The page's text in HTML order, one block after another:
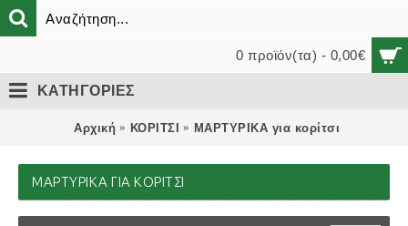
0 προϊόν(τα) - 0,00€
ΚΑΤΗΓΟΡΙΕΣ
Αρχική ΚΟΡΙΤΣΙ ΜΑΡΤΥΡΙΚΑ για κορίτσι
ΜΑΡΤΥΡΙΚΑ ΓΙΑ ΚΟΡΊΤΣΙ